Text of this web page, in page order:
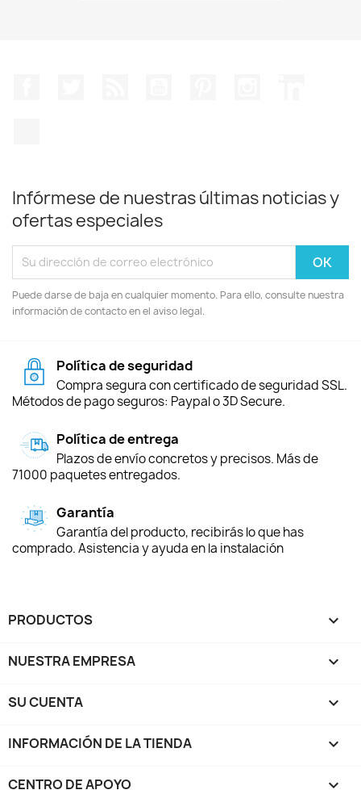
Infórmese de nuestras últimas noticias y
ofertas especiales
Puede darse de baja en cualquier momento. Para ello, consulte nuestra
información de contacto en el aviso legal.
Política de seguridad
Compra segura con certificado de seguridad SSL.
Métodos de pago seguros: Paypal o 3D Secure.
Política de entrega
Plazos de envío concretos y precisos. Más de
71000 paquetes entregados.
Garantía
Garantía del producto, recibirás lo que has
comprado. Asistencia y ayuda en la instalación
PRODUCTOS 
NUESTRA EMPRESA 
SU CUENTA 
INFORMACIÓN DE LA TIENDA keyboard_arrow_down
CENTRO DE APOYO 